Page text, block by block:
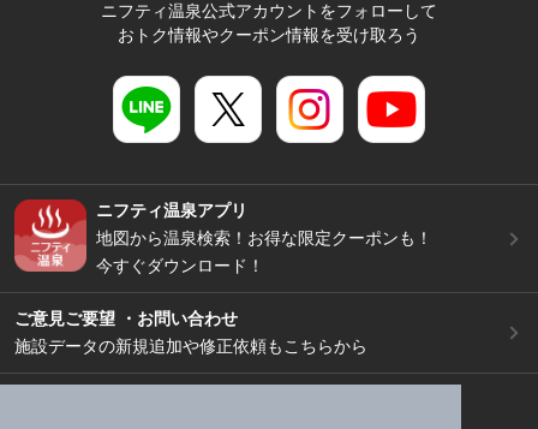
ニフティ温泉公式アカウントをフォローして
おトク情報やクーポン情報を受け取ろう
ニフティ温泉アプリ
地図から温泉検索！お得な限定クーポンも！
今すぐダウンロード！
ご意見ご要望 ・お問い合わせ
施設データの新規追加や修正依頼もこちらから